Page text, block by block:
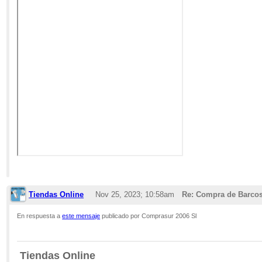
Tiendas Online Nov 25, 2023; 10:58am Re: Compra de
En respuesta aeste mensaje publicado por Comprasur 2006 Sl
Tiendas Online